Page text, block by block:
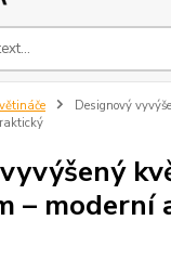
Designový
– moderní